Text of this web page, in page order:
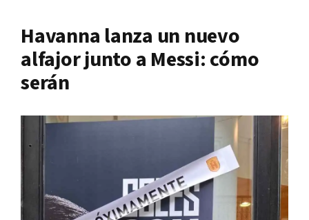
Havanna lanza un nuevo
alfajor junto a Messi: cómo
serán